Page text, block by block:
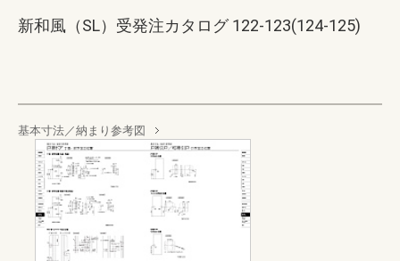
新和風（SL）受発注カタログ 122-123(124-125)
基本寸法／納まり参考図